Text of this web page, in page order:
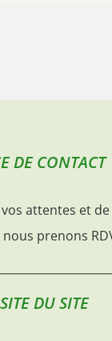
DE CONTACT
attentes et
prenons
DU SITE